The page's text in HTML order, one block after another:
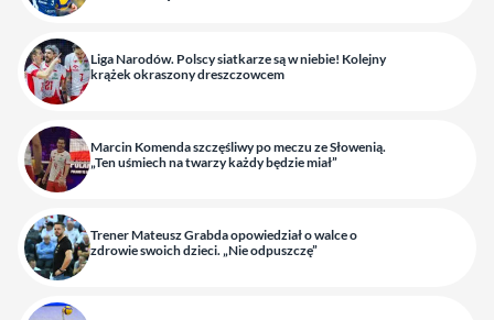
Liga Narodów. Polscy siatkarze są w niebie! Kolejny
krążek okraszony dreszczowcem
Marcin Komenda szczęśliwy po meczu ze Słowenią.
„Ten uśmiech na twarzy każdy będzie miał”
Trener Mateusz Grabda opowiedział o walce o
zdrowie swoich dzieci. „Nie odpuszczę”